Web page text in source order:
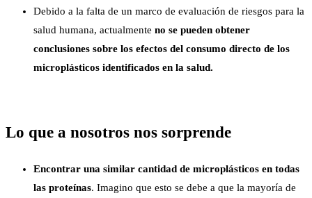
Debido a la falta de un marco de evaluación de riesgos para la
salud humana, actualmente no se pueden obtener
conclusiones sobre los efectos del consumo directo de los
microplásticos identificados en la salud.
Lo que a nosotros nos sorprende
Encontrar una similar cantidad de microplásticos en todas
las proteínas. Imagino que esto se debe a que la mayoría de